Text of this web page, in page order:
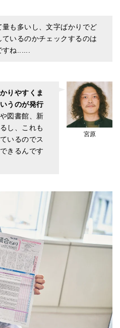
量も多いし、文字ばかりでど
ているのかチェックするのは
ね......
宮原
りやすくま
うのが発行
図書館、新
し、これも
いるのでス
きるんです